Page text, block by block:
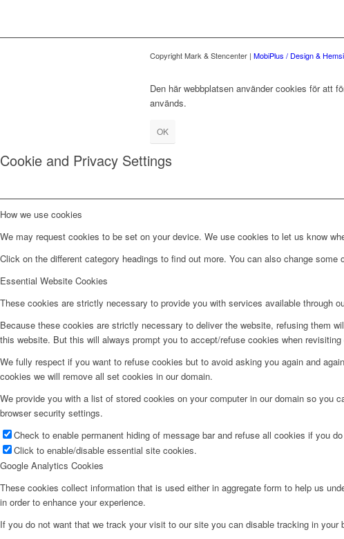
Copyright Mark & Stencenter | MobiPlus / Design &
Den här webbplatsen använder cookies för att
används.
OK
Cookie and Privacy Settings
How we use cookies
We may request cookies to be set on your device. We use cookies to let us know
Click on the different category headings to find out more. You can also change
Essential Website Cookies
These cookies are strictly necessary to provide you with services available through
Because these cookies are strictly necessary to deliver the website, refusing them
this website. But this will always prompt you to accept/refuse cookies when revisiting
We fully respect if you want to refuse cookies but to avoid asking you again and
cookies we will remove all set cookies in our domain.
We provide you with a list of stored cookies on your computer in our domain so
browser security settings.
Check to enable permanent hiding of message bar and refuse all cookies if you
Click to enable/disable essential site cookies.
Google Analytics Cookies
These cookies collect information that is used either in aggregate form to help us
in order to enhance your experience.
If you do not want that we track your visit to our site you can disable tracking in your